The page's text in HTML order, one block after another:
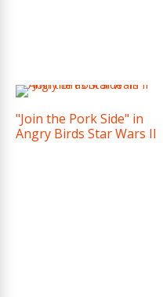
"Join the Pork Side" in
Angry Birds Star Wars II